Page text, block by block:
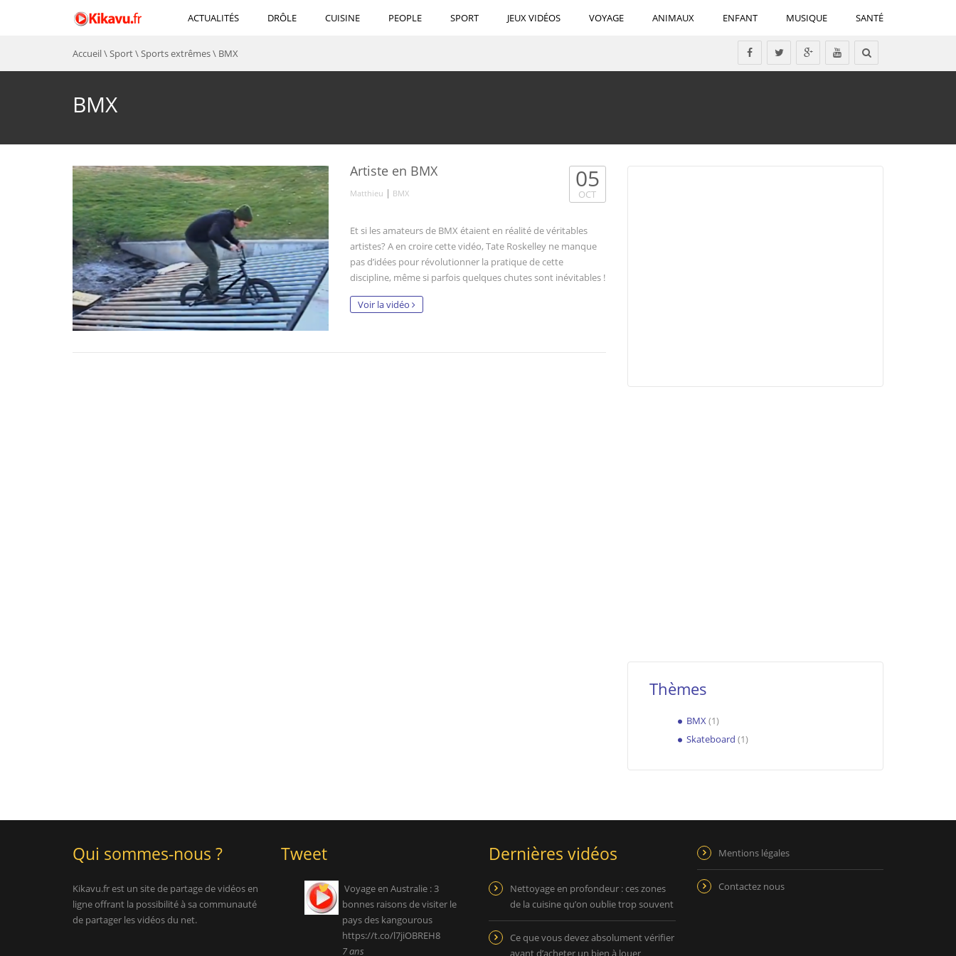
ACTUALITÉS DRÔLE CUISINE PEOPLE SPORT JEUX VIDÉOS VOYAGE ANIMAUX ENFANT MUSIQUE SANTÉ
Accueil\Sport\Sports extrêmes\ BMX
BMX
Artiste en BMX
Matthieu | BMX
05
OCT
Et si les amateurs de BMX étaient en réalité de véritables
artistes? A en croire cette vidéo, Tate Roskelley ne manque
pas d’idées pour révolutionner la pratique de cette
discipline, même si parfois quelques chutes sont inévitables !
Voir la vidéo
Thèmes
BMX(1)
Skateboard (1)
Qui sommes-nous ?
Kikavu.fr est un site de partage de vidéos en
ligne offrant la possibilité à sa communauté
de partager les vidéos du net.
Tweet
Voyage en Australie : 3
bonnes raisons de visiter le
pays des kangourous
https://t.co/l7jiOBREH8
7 ans
Dernières vidéos
Nettoyage en profondeur : ces zones
de la cuisine qu’on oublie trop souvent
Ce que vous devez absolument vérifier
avant d’acheter un bien à louer
Mentions légales
Contactez nous